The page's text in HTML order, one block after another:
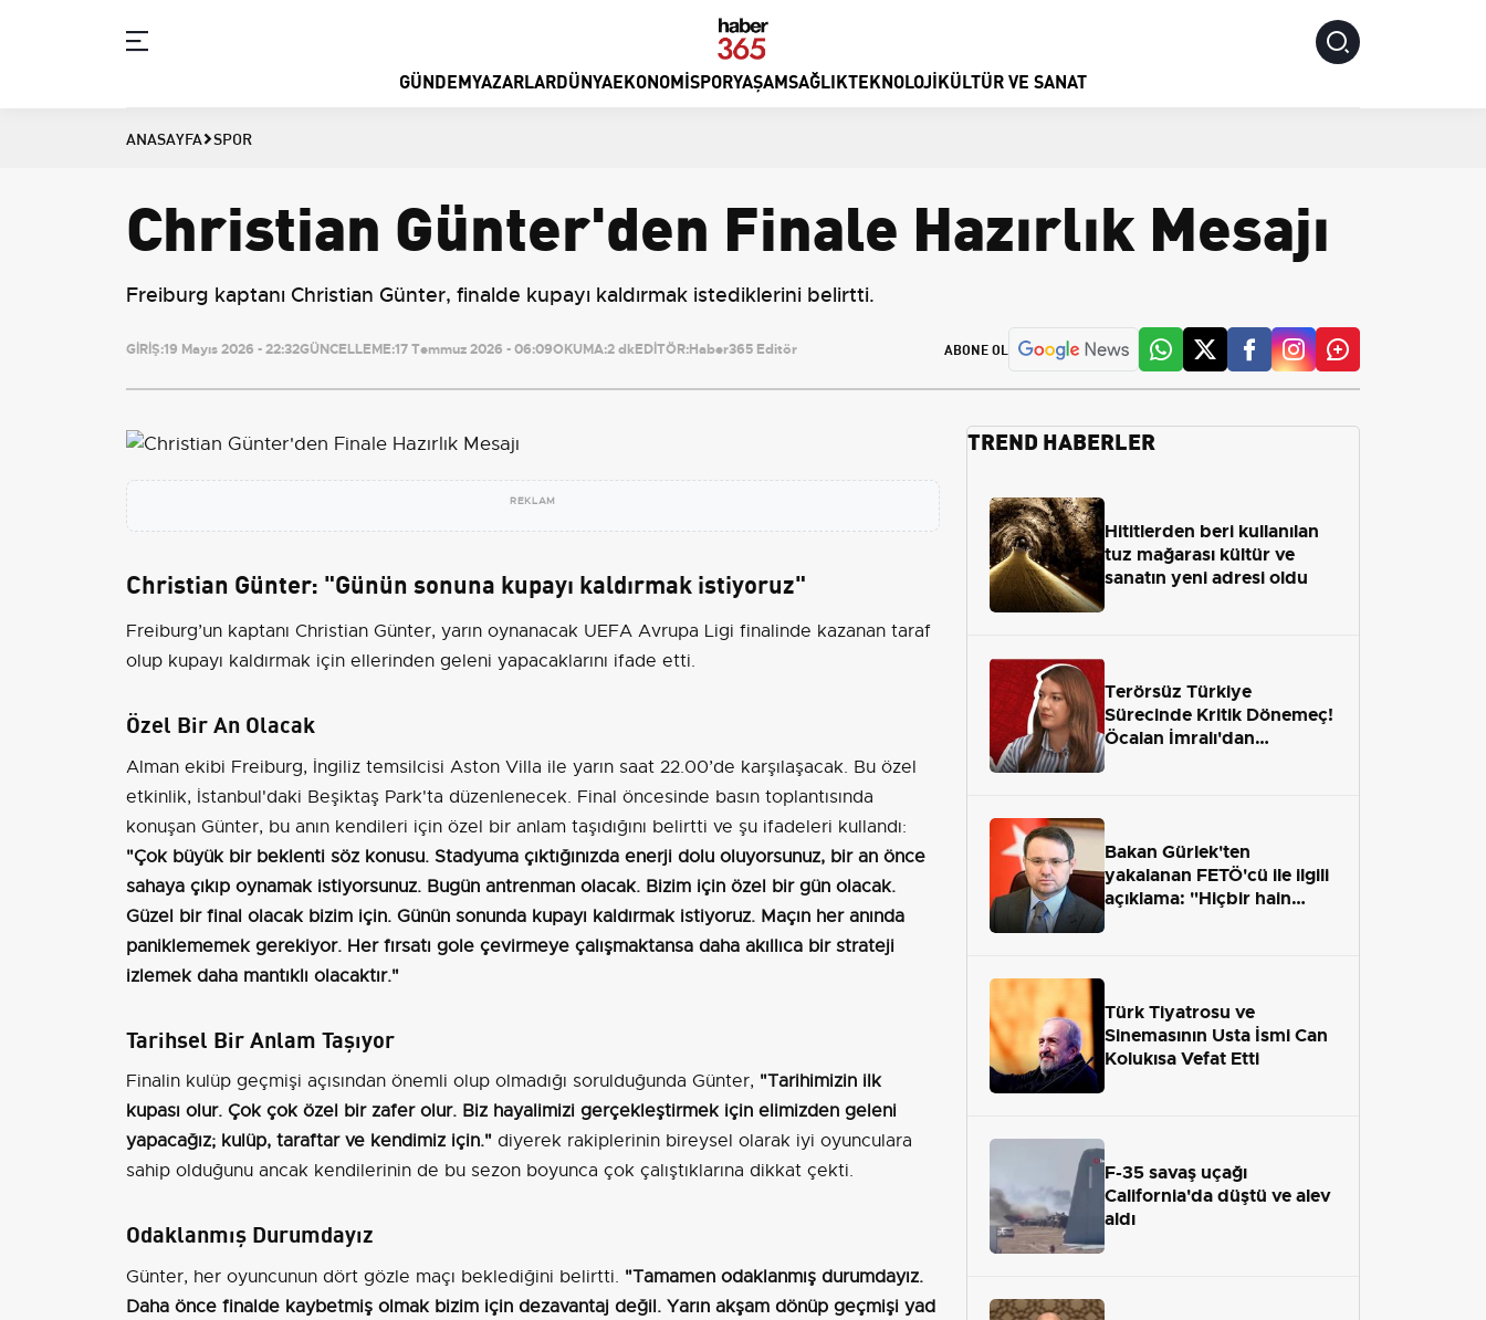
GÜNDEMYAZARLARDÜNYAEKONOMISPORYAŞAMSAĞLIKTEKNOLOJIKÜLTÜR VE SANAT
ANASAYFA SPOR
Christian Günter'den Finale Hazırlık Mesajı
Freiburg kaptanı Christian Günter, finalde kupayı kaldırmak istediklerini belirtti.
GİRİŞ:19 Mayıs 2026 - 22:32GÜNCELLEME:17 Temmuz 2026 - 06:09OKUMA:2 dkEDİTÖR:Haber365 Editör ABONE OL
REKLAM
Christian Günter: "Günün sonuna kupayı kaldırmak istiyoruz"
Freiburg’un kaptanı Christian Günter, yarın oynanacak UEFA Avrupa Ligi finalinde kazanan taraf
olup kupayı kaldırmak için ellerinden geleni yapacaklarını ifade etti.
Özel Bir An Olacak
Alman ekibi Freiburg, İngiliz temsilcisi Aston Villa ile yarın saat 22.00’de karşılaşacak. Bu özel
etkinlik, İstanbul'daki Beşiktaş Park'ta düzenlenecek. Final öncesinde basın toplantısında
konuşan Günter, bu anın kendileri için özel bir anlam taşıdığını belirtti ve şu ifadeleri kullandı:
"Çok büyük bir beklenti söz konusu. Stadyuma çıktığınızda enerji dolu oluyorsunuz, bir an önce
sahaya çıkıp oynamak istiyorsunuz. Bugün antrenman olacak. Bizim için özel bir gün olacak.
Güzel bir final olacak bizim için. Günün sonunda kupayı kaldırmak istiyoruz. Maçın her anında
paniklememek gerekiyor. Her fırsatı gole çevirmeye çalışmaktansa daha akıllıca bir strateji
izlemek daha mantıklı olacaktır."
Tarihsel Bir Anlam Taşıyor
Finalin kulüp geçmişi açısından önemli olup olmadığı sorulduğunda Günter, "Tarihimizin ilk
kupası olur. Çok çok özel bir zafer olur. Biz hayalimizi gerçekleştirmek için elimizden geleni
yapacağız; kulüp, taraftar ve kendimiz için." diyerek rakiplerinin bireysel olarak iyi oyunculara
sahip olduğunu ancak kendilerinin de bu sezon boyunca çok çalıştıklarına dikkat çekti.
Odaklanmış Durumdayız
Günter, her oyuncunun dört gözle maçı beklediğini belirtti. "Tamamen odaklanmış durumdayız.
Daha önce finalde kaybetmiş olmak bizim için dezavantaj değil. Yarın akşam dönüp geçmişi yad
TREND HABERLER
Hititlerden beri kullanılan
tuz mağarası kültür ve
sanatın yeni adresi oldu
Terörsüz Türkiye
Sürecinde Kritik Dönemeç!
Öcalan İmralı'dan
Bakan Gürlek'ten
yakalanan FETÖ'cü ile ilgili
açıklama: "Hiçbir hain
Türk Tiyatrosu ve
Sinemasının Usta İsmi Can
Kolukısa Vefat Etti
F-35 savaş uçağı
California'da düştü ve alev
aldı